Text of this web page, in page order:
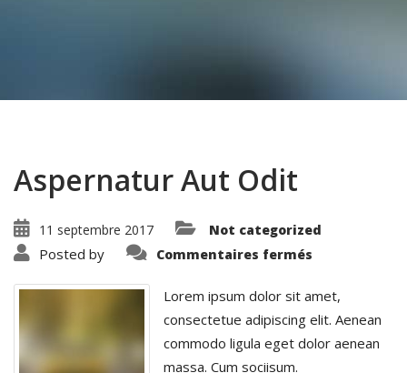
Aspernatur Aut Odit
11 septembre 2017 Not categorized
Posted by Commentaires fermés
Lorem ipsum dolor sit amet,
consectetue adipiscing elit. Aenean
commodo ligula eget dolor aenean
massa. Cum sociisum.